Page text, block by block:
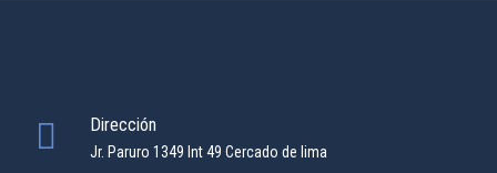
Dirección
Jr. Paruro 1349 Int 49 Cercado de lima